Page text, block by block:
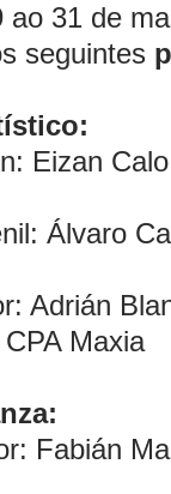
ao 31 de
seguintes
Eizan
Álvaro
Adrián
Maxia
Fabián